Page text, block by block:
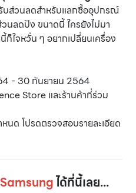
บส่วนลดสำหรับแลกซื้ออุปกรณ์
นลดปัง ขนาดนี้ ใครยังไม่มา
ก็ใจหวั่น ๆ อยากเปลี่ยนเครื่อง
- 30 กันยายน 2564
Store และร้านค้าที่ร่วม
นด โปรดตรวจสอบรายละเอียด
Samsungได้ที่นี้เลย...